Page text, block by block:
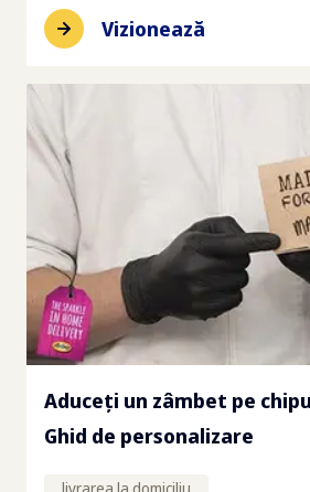
Vizionează
Aduceți un zâmbet pe
Ghid de personalizare